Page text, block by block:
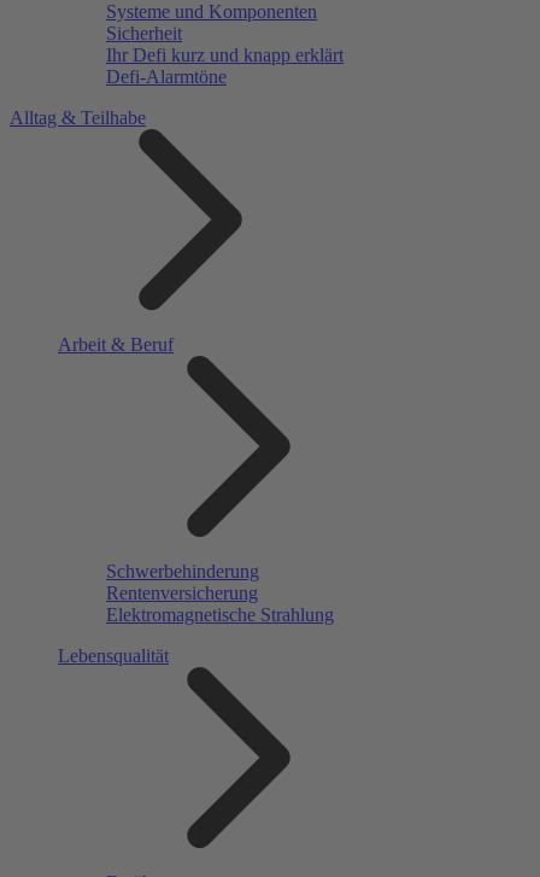
Systeme und Komponenten
Sicherheit
Ihr Defi kurz und knapp erklärt
Defi-Alarmtöne
Alltag & Teilhabe
Arbeit & Beruf
Schwerbehinderung
Rentenversicherung
Elektromagnetische Strahlung
Lebensqualität